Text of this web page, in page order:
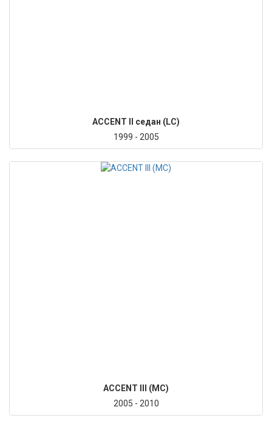
ACCENT II седан (LC)
1999 - 2005
ACCENT III (MC)
2005 - 2010